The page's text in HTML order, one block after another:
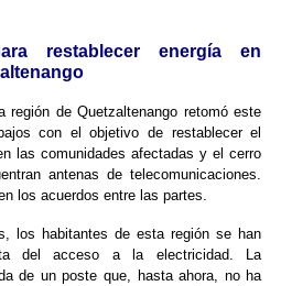
restablecer energía en
región de Quetzaltenango retomó este
con el objetivo de restablecer el
las comunidades afectadas y el cerro
antenas de telecomunicaciones.
los acuerdos entre las partes.
los habitantes de esta región se han
del acceso a la electricidad. La
de un poste que, hasta ahora, no ha